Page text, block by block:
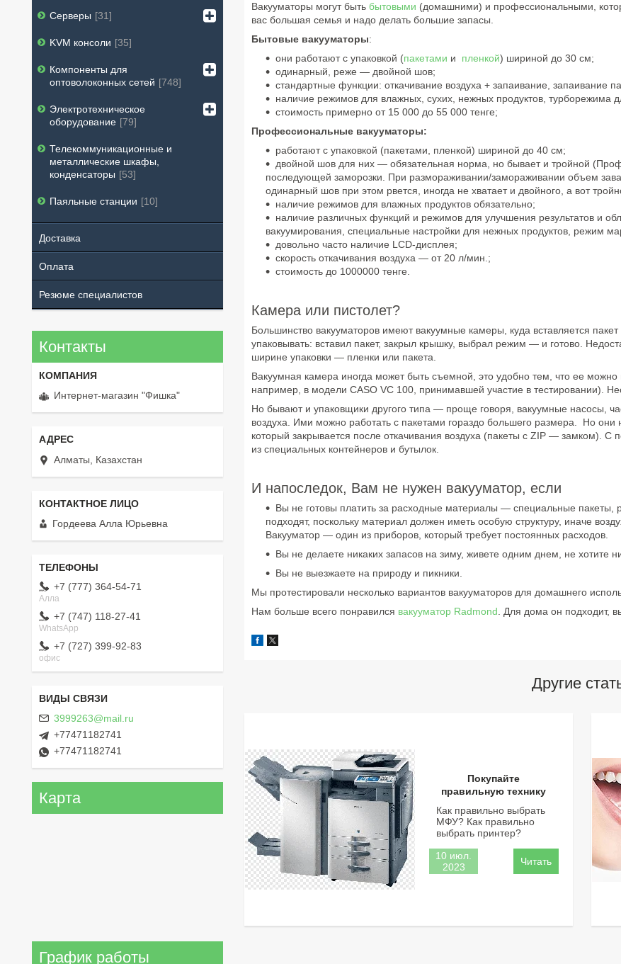
Вакууматоры могут быть бытовыми (домашними) и профессиональными,
вас большая семья и надо делать большие запасы.
Бытовые вакууматоры:
они работают с упаковкой (пакетами и пленкой) шириной до 30 см;
одинарный, реже — двойной шов;
стандартные функции: откачивание воздуха + запаивание, запаивание
наличие режимов для влажных, сухих, нежных продуктов, турборежима
стоимость примерно от 15 000 до 55 000 тенге;
Профессиональные вакууматоры:
работают с упаковкой (пакетами, пленкой) шириной до 40 см;
двойной шов для них — обязательная норма, но бывает и тройной
последующей заморозки. При размораживании/замораживании объем
одинарный шов при этом рвется, иногда не хватает и двойного, а вот
наличие режимов для влажных продуктов обязательно;
наличие различных функций и режимов для улучшения результатов и
вакуумирования, специальные настройки для нежных продуктов, режим
довольно часто наличие LCD-дисплея;
скорость откачивания воздуха — от 20 л/мин.;
стоимость до 1000000 тенге.
Камера или пистолет?
Большинство вакууматоров имеют вакуумные камеры, куда вставляется
упаковывать: вставил пакет, закрыл крышку, выбрал режим — и готово.
ширине упаковки — пленки или пакета.
Вакуумная камера иногда может быть съемной, это удобно тем, что ее можно
например, в модели CASO VC 100, принимавшей участие в тестировании).
Но бывают и упаковщики другого типа — проще говоря, вакуумные насосы,
воздуха. Ими можно работать с пакетами гораздо большего размера. Но они
который закрывается после откачивания воздуха (пакеты с ZIP — замком).
из специальных контейнеров и бутылок.
И напоследок, Вам не нужен вакууматор, если
Вы не готовы платить за расходные материалы — специальные
подходят, поскольку материал должен иметь особую структуру, иначе
Вакууматор — один из приборов, который требует постоянных расходов.
Вы не делаете никаких запасов на зиму, живете одним днем, не хотите
Вы не выезжаете на природу и пикники.
Мы протестировали несколько вариантов вакууматоров для домашнего
Нам больше всего понравился вакууматор Radmond . Для дома он подходит,
Другие
Покупайте
правильную технику
Как правильно выбрать
МФУ? Как правильно
выбрать принтер?
10 июл.
2023
Серверы 31
KVM консоли 35
Компоненты для
оптоволоконных сетей
748
Электротехническое
оборудование 79
Телекоммуникационные и
металлические шкафы,
конденсаторы
53
Паяльные станции 10
Доставка
Оплата
Резюме специалистов
Контакты
Интернет-магазин "Фишка"
Алматы, Казахстан
Гордеева Алла Юрьевна
+7 (777) 364-54-71
Алла
+7 (747) 118-27-41
WhatsApp
+7 (727) 399-92-83
офис
3999263@mail.ru
+77471182741
+77471182741
Карта
График работы